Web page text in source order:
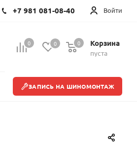
Войти
+7 981 081-08-40
0 0 Корзина
пуста
0
ЗАПИСЬ НА ШИНОМОНТАЖ